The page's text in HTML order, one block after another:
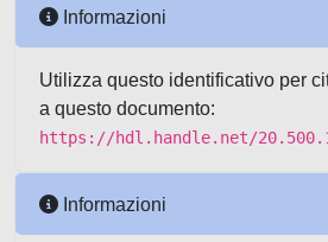
Informazioni
Utilizza questo identificativo per
a questo documento:
https://hdl.handle.net/
Informazioni